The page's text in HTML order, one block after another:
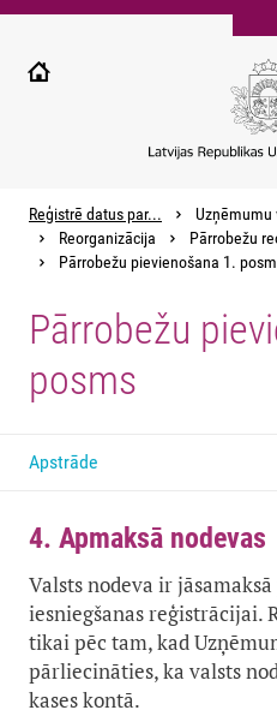
Pārlekt
galveno
Reģistrē datus par... Uzņēmumu
Reorganizācija
Pārrobežu
Pārrobežu pievienošana 1.
Pārrobežu
posms
Apstrāde
4. Apmaksā nodevas
Valsts nodeva ir
iesniegšanas reģistrācijai.
tikai pēc tam, kad
pārliecināties, ka valsts
kases kontā.